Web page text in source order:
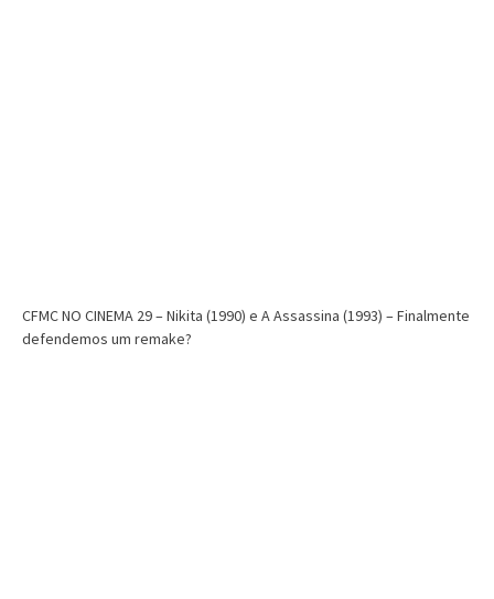
CFMC NO CINEMA 29 – Nikita (1990) e A Assassina (1993) – Finalmente
defendemos um remake?